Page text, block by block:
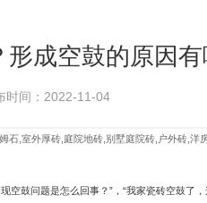
成空鼓的原因有
时间：2022-11-04
,室外厚砖,庭院地砖,别墅庭院砖,户外砖,洋
鼓问题是怎么回事？”，“我家瓷砖空鼓了，